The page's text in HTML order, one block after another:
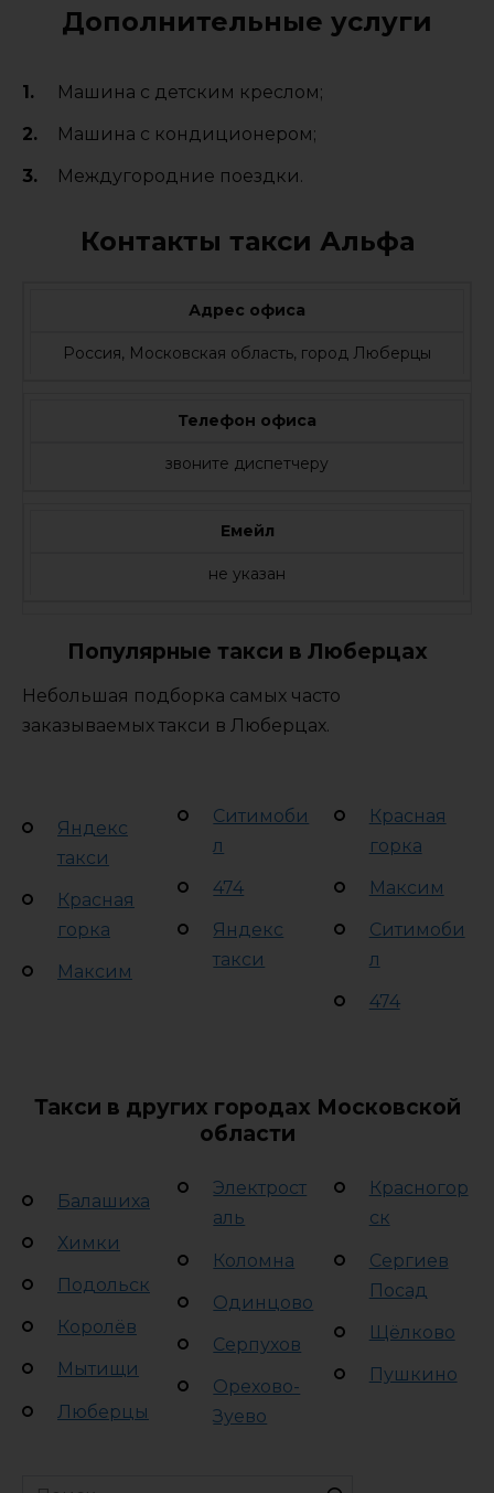
Дополнительные услуги
Машина с детским креслом;
Машина с кондиционером;
Междугородние поездки.
Контакты такси Альфа
Адрес офиса
Россия, Московская область, город Люберцы
Телефон офиса
звоните диспетчеру
Емейл
не указан
Популярные такси в Люберцах
Небольшая подборка самых часто
заказываемых такси в Люберцах.
Яндекс
такси
Красная
горка
Максим
Ситимоби
л
474
Яндекс
такси
Красная
горка
Максим
Ситимоби
л
474
Такси в других городах Московской
области
Балашиха
Химки
Подольск
Королёв
Мытищи
Люберцы
Электрост
аль
Коломна
Одинцово
Серпухов
Орехово-
Зуево
Красногор
ск
Сергиев
Посад
Щёлково
Пушкино
Search